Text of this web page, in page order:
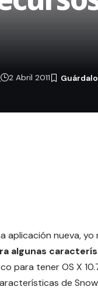
2 Abril 2011
aplicación nueva,
algunas
para tener OS X
de